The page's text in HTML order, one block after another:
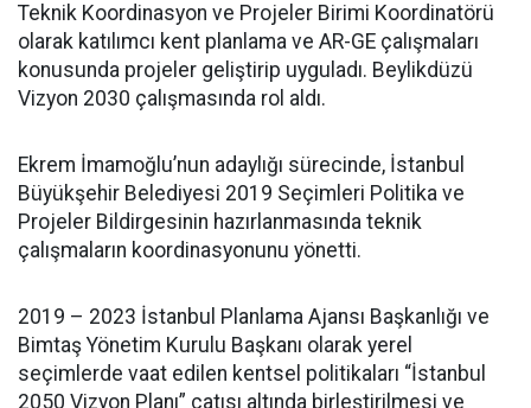
Teknik Koordinasyon ve Projeler Birimi Koordinatörü
olarak katılımcı kent planlama ve AR-GE çalışmaları
konusunda projeler geliştirip uyguladı. Beylikdüzü
Vizyon 2030 çalışmasında rol aldı.
Ekrem İmamoğlu’nun adaylığı sürecinde, İstanbul
Büyükşehir Belediyesi 2019 Seçimleri Politika ve
Projeler Bildirgesinin hazırlanmasında teknik
çalışmaların koordinasyonunu yönetti.
2019 – 2023 İstanbul Planlama Ajansı Başkanlığı ve
Bimtaş Yönetim Kurulu Başkanı olarak yerel
seçimlerde vaat edilen kentsel politikaları “İstanbul
2050 Vizyon Planı” çatısı altında birleştirilmesi ve